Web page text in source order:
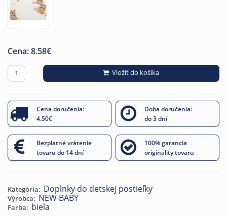
Cena:8.58€
Vložiť do košíka
Cena doručenia:
4.50€
Doba doručenia:
do 3 dní
Bezplatné vrátenie
tovaru do 14 dní
100% garancia
originality tovaru
Kategória: Doplnky do detskej postieľky
Výrobca: NEW BABY
Farba: biela